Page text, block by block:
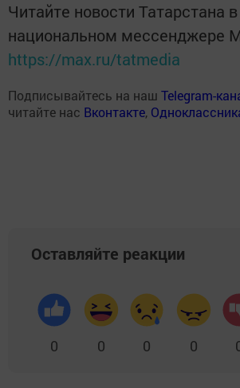
Читайте новости Татарстана в
национальном мессенджере
https://max.ru/tatmedia
Подписывайтесь на наш Telegram-
читайте нас Вконтакте,
Оставляйте реакции
0 0 0 0